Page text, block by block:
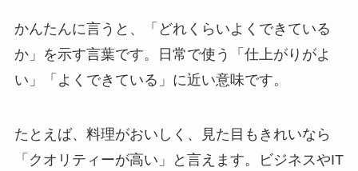
かんたんに言うと、「どれくらいよくできている
か」を示す言葉です。日常で使う「仕上がりがよ
い」「よくできている」に近い意味です。
たとえば、料理がおいしく、見た目もきれいなら
「クオリティーが高い」と言えます。ビジネスやIT